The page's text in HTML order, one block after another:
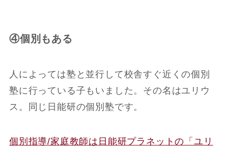
④個別もある
人によっては塾と並行して校舎すぐ近くの個別
塾に行っている子もいました。その名はユリウ
ス。同じ日能研の個別塾です。
個別指導/家庭教師は日能研プラネットの「ユリ